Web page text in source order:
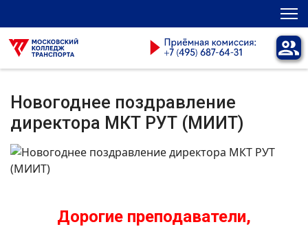
Новогоднее поздравление
директора МКТ РУТ (МИИТ)
Дорогие преподаватели,